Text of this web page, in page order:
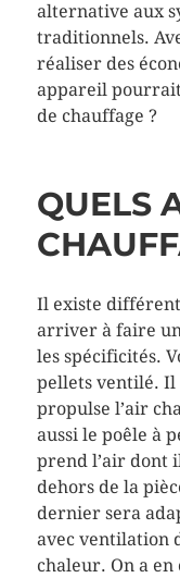
alternative aux
traditionnels.
réaliser des
appareil
de chauffage ?
QUELS
Il existe
arriver à faire
les spécificités.
pellets ventilé. Il
propulse l’air
aussi le poêle à
prend l’air dont
dehors de la
dernier sera
avec ventilation
chaleur. On a en